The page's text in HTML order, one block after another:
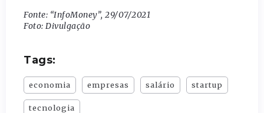
Fonte: “InfoMoney”, 29/07/2021
Foto: Divulgação
Tags:
economia empresas salário startup
tecnologia